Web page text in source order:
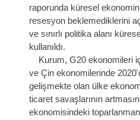
raporunda küresel
resesyon beklemediklerini
ve sınırlı politika alanı
kullanıldı.
Kurum, G20 ekonomileri
ve Çin ekonomilerinde
gelişmekte olan ülke
ticaret savaşlarının
ekonomisindeki